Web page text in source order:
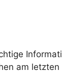
am letzten